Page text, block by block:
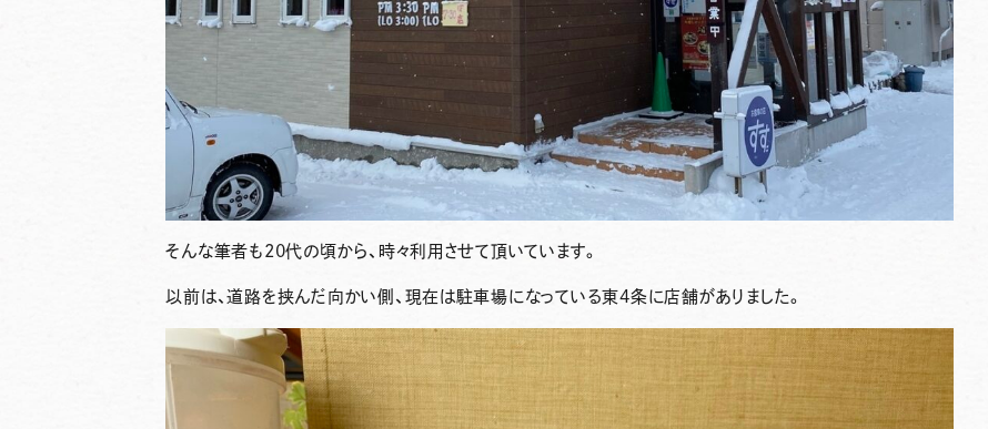
そんな筆者も20代の頃から、時々利用させて頂いています。
以前は、道路を挟んだ向かい側、現在は駐車場になっている東4条に店舗がありました。